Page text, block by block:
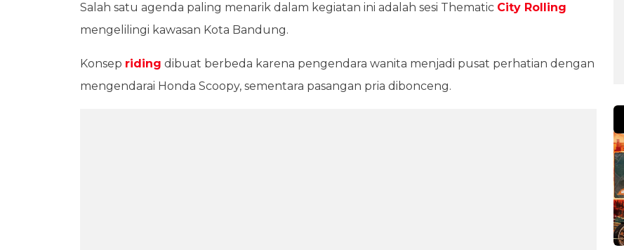
Salah satu agenda paling menarik dalam kegiatan ini adalah sesi Thematic City Rolling
mengelilingi kawasan Kota Bandung.
Konsep riding dibuat berbeda karena pengendara wanita menjadi pusat perhatian dengan
mengendarai Honda Scoopy, sementara pasangan pria dibonceng.